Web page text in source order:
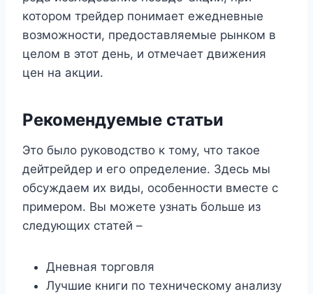
котором трейдер понимает ежедневные
возможности, предоставляемые рынком в
целом в этот день, и отмечает движения
цен на акции.
Рекомендуемые статьи
Это было руководство к тому, что такое
дейтрейдер и его определение. Здесь мы
обсуждаем их виды, особенности вместе с
примером. Вы можете узнать больше из
следующих статей –
Дневная торговля
Лучшие книги по техническому анализу